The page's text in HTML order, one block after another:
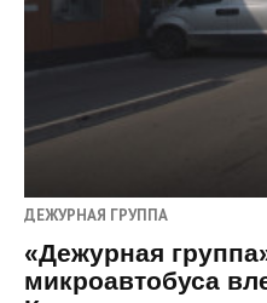
ДЕЖУРНАЯ ГРУППА
«Дежурная
микроавтобуса